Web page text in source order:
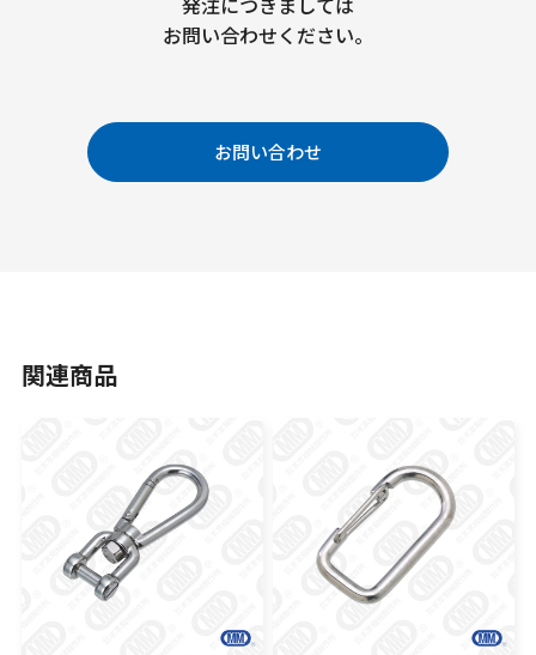
お問い合わせください。
お問い合わせ
関連商品